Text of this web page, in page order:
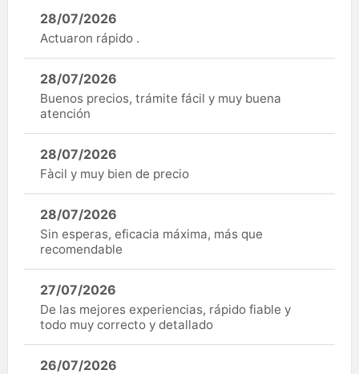
28/07/2026
Actuaron rápido .
28/07/2026
Buenos precios, trámite fácil y muy buena
atención
28/07/2026
Fàcil y muy bien de precio
28/07/2026
Sin esperas, eficacia máxima, más que
recomendable
27/07/2026
De las mejores experiencias, rápido fiable y
todo muy correcto y detallado
26/07/2026